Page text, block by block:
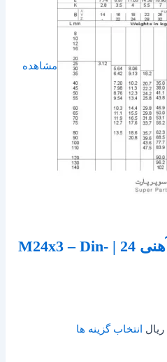
مشاهده
پیچ شش گوش آهنی 24 | M24x3 – Din-
ریال انتخاب گزینه ها